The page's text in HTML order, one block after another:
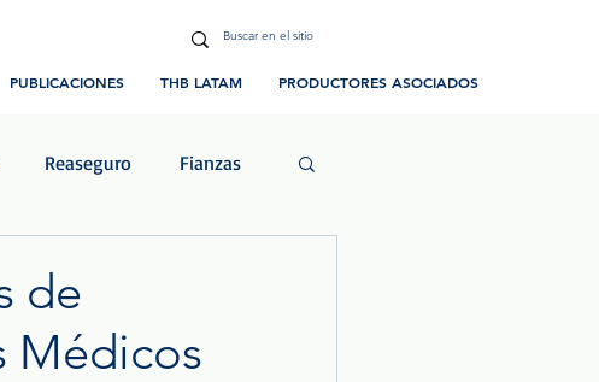
PUBLICACIONES THB LATAM PRODUCTORES ASOCIADOS
Reaseguro Fianzas
de
Médicos